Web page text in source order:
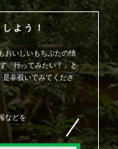
よう！
おいしいもちぶたの情
「行ってみたい！」と
是非覗いてみてくださ
などを